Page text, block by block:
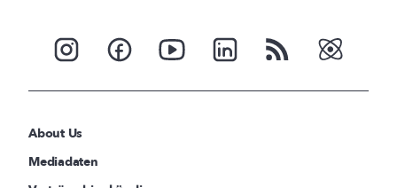
About Us
Mediadaten